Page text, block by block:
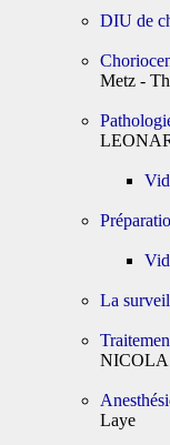
DIU de
Metz -
La
Laye